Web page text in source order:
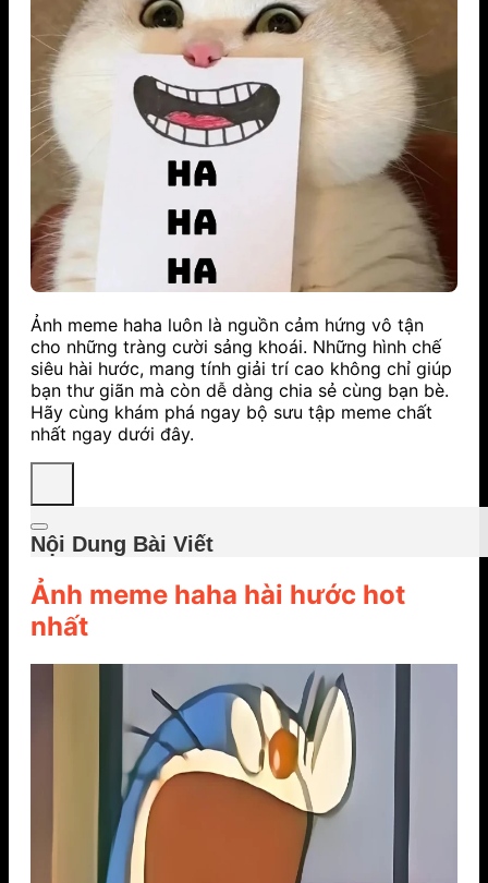
Ảnh meme haha luôn là nguồn cảm hứng vô tận
cho những tràng cười sảng khoái. Những hình chế
siêu hài hước, mang tính giải trí cao không chỉ giúp
bạn thư giãn mà còn dễ dàng chia sẻ cùng bạn bè.
Hãy cùng khám phá ngay bộ sưu tập meme chất
nhất ngay dưới đây.
Nội Dung Bài Viết
Ảnh meme haha hài hước hot
nhất